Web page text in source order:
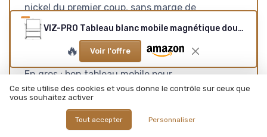
nickel du premier coup, sans marge de
manœuvre, mieux vaut peut-être viser une
marque avec un contrôle qualité plus strict ou
un modèle mural plus robuste.
En gros : bon tableau mobile pour
bureau/maison, très pratique à l’usage, mais
avec un côté « loterie » à la livraison. À réserver
à ceux qui sont prêts à vérifier et
éventuellement renvoyer, et pas à ceux qui ont
VIZ-PRO Tableau blanc mobile magnétique double face, 120 x 90 cm, cadre et support en aluminium noir 120l x 90H cm
🔥 Voir l'offre
Ce site utilise des cookies et vous donne le contrôle sur ceux que
vous souhaitez activer
Tout accepter Personnaliser